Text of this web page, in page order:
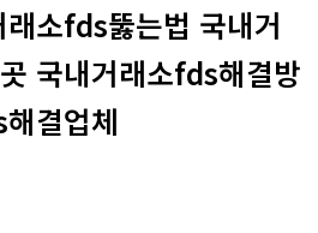
소fds뚫는법 국내거
국내거래소fds해결방
결업체